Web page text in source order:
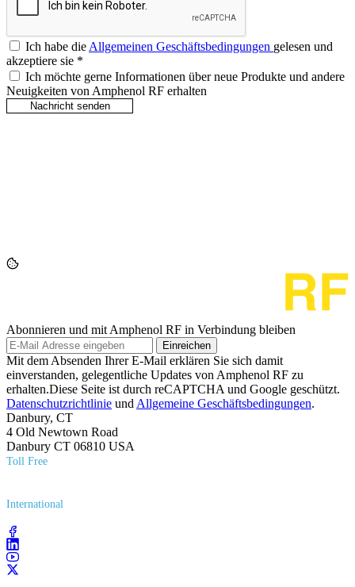
Ich habe die Allgemeinen Geschäftsbedingungen gelesen und
akzeptiere sie *
Ich möchte gerne Informationen über neue Produkte und andere
Neuigkeiten von Amphenol RF erhalten
Abonnieren und mit Amphenol RF in Verbindung bleiben
Einreichen
Mit dem Absenden Ihrer E-Mail erklären Sie sich damit
einverstanden, gelegentliche Updates von Amphenol RF zu
erhalten.Diese Seite ist durch reCAPTCHA und Google geschützt.
Datenschutzrichtlinie und Allgemeine Geschäftsbedingungen.
Danbury, CT
4 Old Newtown Road
Danbury CT 06810 USA
Toll Free
International